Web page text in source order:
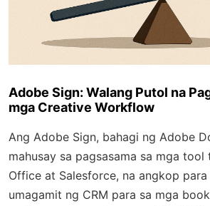
Adobe Sign: Walang Putol na
mga Creative Workflow
Ang Adobe Sign, bahagi ng Adobe
mahusay sa pagsasama sa mga
Office at Salesforce, na angkop
umagamit ng CRM para sa mga